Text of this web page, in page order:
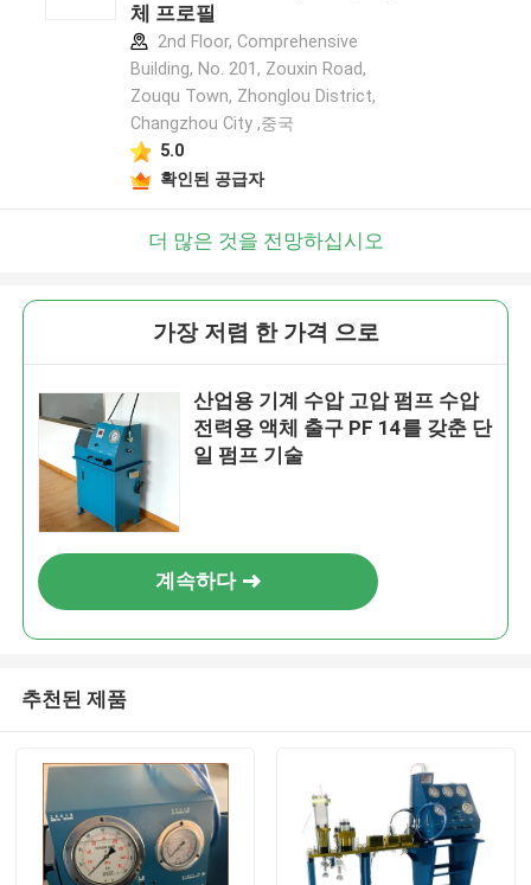
체 프로필
2nd Floor, Comprehensive
Building, No. 201, Zouxin Road,
Zouqu Town, Zhonglou District,
Changzhou City ,중국
5.0
확인된 공급자
더 많은 것을 전망하십시오
가장 저렴 한 가격 으로
산업용 기계 수압 고압 펌프 수압
전력용 액체 출구 PF 14를 갖춘 단
일 펌프 기술
계속하다
추천된 제품